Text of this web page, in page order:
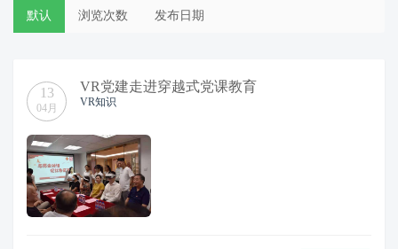
默认 浏览次数 发布日期
13
04月
VR党建走进穿越式党课教育
VR知识